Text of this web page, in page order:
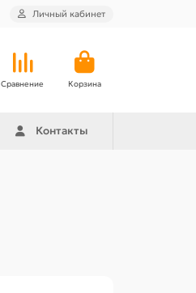
Личный кабинет
Сравнение Корзина
Контакты